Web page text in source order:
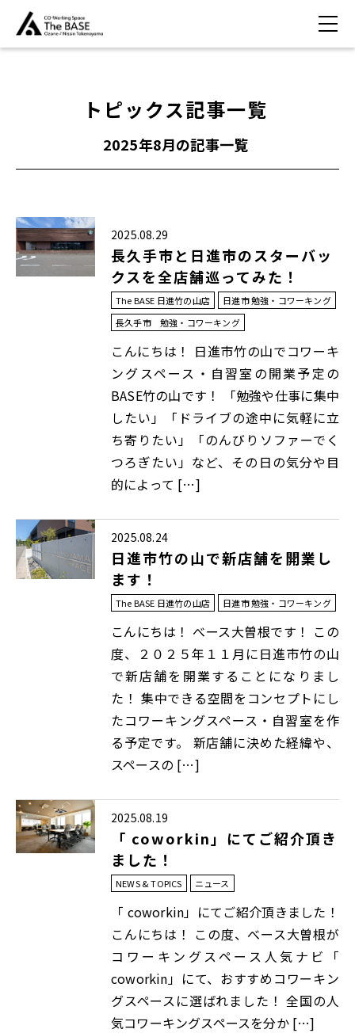
トピックス記事一覧
2025年8月の記事一覧
2025.08.29
長久手市と日進市のスターバッ
クスを全店舗巡ってみた！
The BASE 日進竹の山店
日進市 勉強・コワーキング
長久手市 勉強・コワーキング
こんにちは！ 日進市竹の山でコワーキ
ングスペース・自習室の開業予定の
BASE竹の山です！ 「勉強や仕事に集中
したい」「ドライブの途中に気軽に立
ち寄りたい」「のんびりソファーでく
つろぎたい」など、その日の気分や目
的によって […]
2025.08.24
日進市竹の山で新店舗を開業し
ます！
The BASE 日進竹の山店 日進市 勉強・コワーキング
こんにちは！ べース大曽根です！ この
度、２０２５年１１月に日進市竹の山
で新店舗を開業することになりまし
た！ 集中できる空間をコンセプトにし
たコワーキングスペース・自習室を作
る予定です。 新店舗に決めた経緯や、
スペースの […]
2025.08.19
「 coworkin」にてご紹介頂き
ました！
NEWS & TOPICS ニュース
「 coworkin」にてご紹介頂きました！
こんにちは！ この度、べース大曽根が
コワーキングスペース人気ナビ「
coworkin」にて、おすすめコワーキン
グスペースに選ばれました！ 全国の人
気コワーキングスペースを分か […]